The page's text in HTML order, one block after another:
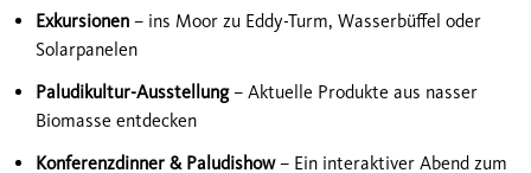
Exkursionen – ins Moor zu Eddy-Turm, Wasserbüffel oder
Solarpanelen
Paludikultur-Ausstellung– Aktuelle Produkte aus nasser
Biomasse entdecken
Konferenzdinner & Paludishow– Ein interaktiver Abend zum